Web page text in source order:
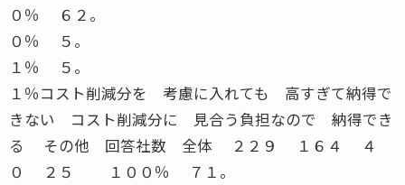
０％ ６２。
０％ ５。
１％ ５。
１％コスト削減分を 考慮に入れても 高すぎて納得で
きない コスト削減分に 見合う負担なので 納得でき
る その他 回答社数 全体 ２２９ １６４ ４
０ ２５ １００％ ７１。